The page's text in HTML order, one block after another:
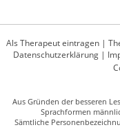
Als Therapeut eintragen |
Datenschutzerklärung|
Aus Gründen der besseren
Sprachformen
Sämtliche